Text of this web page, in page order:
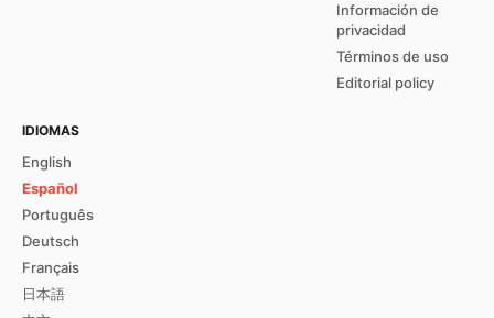
Información de
privacidad
Términos de uso
Editorial policy
IDIOMAS
English
Español
Português
Deutsch
Français
日本語